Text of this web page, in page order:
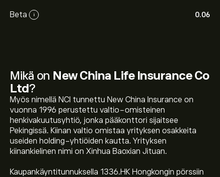
Beta i 0.06
Mikä on New China Life Insurance Co
Ltd?
Myös nimellä NCI tunnettu New China Insurance on
vuonna 1996 perustettu valtio-omisteinen
henkivakuutusyhtiö, jonka pääkonttori sijaitsee
Pekingissä. Kiinan valtio omistaa yrityksen osakkeita
useiden holding-yhtiöiden kautta. Yrityksen
kiinankielinen nimi on Xinhua Baoxian Jituan.
Kaupankäyntitunnuksella 1336.HK Hongkongin pörssiin